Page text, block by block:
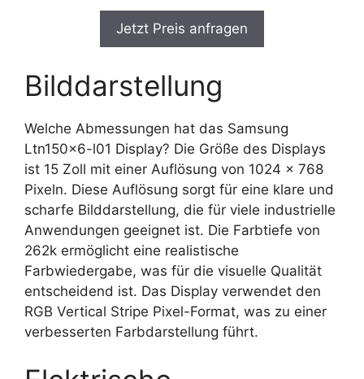
Jetzt Preis anfragen
Bilddarstellung
Welche Abmessungen hat das Samsung
Ltn150x6-l01 Display? Die Größe des Displays
ist 15 Zoll mit einer Auflösung von 1024 x 768
Pixeln. Diese Auflösung sorgt für eine klare und
scharfe Bilddarstellung, die für viele industrielle
Anwendungen geeignet ist. Die Farbtiefe von
262k ermöglicht eine realistische
Farbwiedergabe, was für die visuelle Qualität
entscheidend ist. Das Display verwendet den
RGB Vertical Stripe Pixel-Format, was zu einer
verbesserten Farbdarstellung führt.